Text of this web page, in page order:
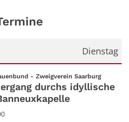
Dienstag
- Zweigverein Saarburg:
durchs idyllische